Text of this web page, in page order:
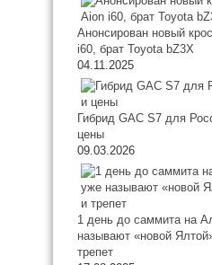
Анонсирован новый
i60, брат Toyota bZ3X
04.11.2025
Гибрид GAC S7 для
цены
09.03.2026
1 день до саммита на
называют «новой
трепет